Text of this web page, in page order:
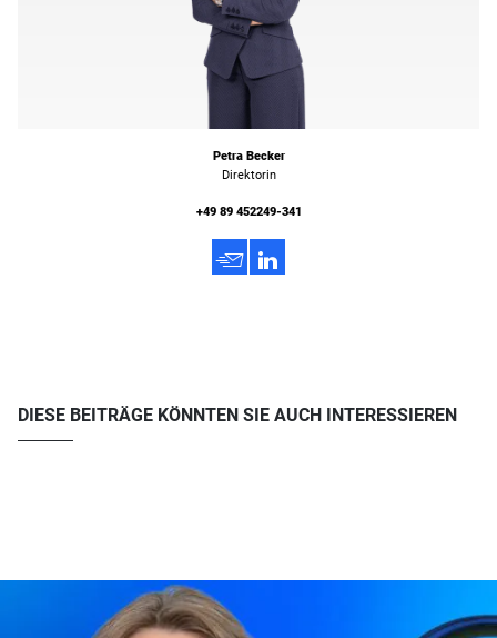
Petra Becker
Direktorin
+49 89 452249-341
h 3
DIESE BEITRÄGE KÖNNTEN SIE AUCH INTERESSIEREN